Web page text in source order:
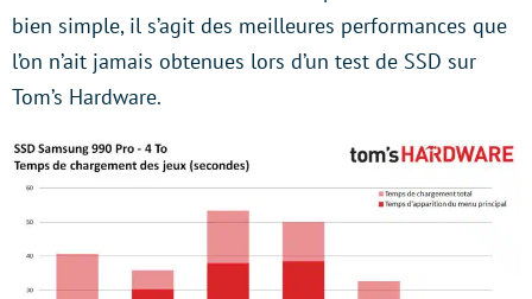
bien simple, il s’agit des meilleures performances que
l’on n’ait jamais obtenues lors d’un test de SSD sur
Tom’s Hardware.